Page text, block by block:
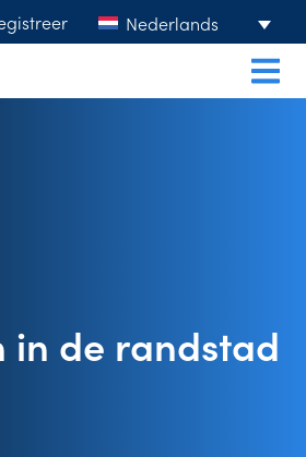
Nederlands
in de randstad